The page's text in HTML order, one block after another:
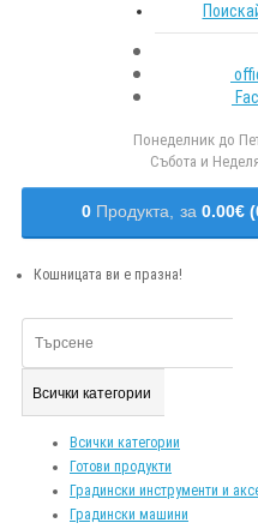
Понеделник до
Събота и
0 Продукта, за 0.00€
Кошницата ви е празна!
Всички категории
Всички категории
Готови продукти
Градински инструменти и
Градински машини